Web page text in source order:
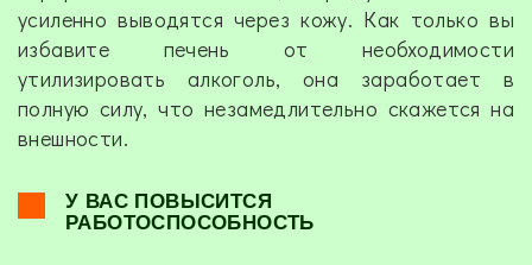
усиленно выводятся через кожу. Как только вы
избавите печень от необходимости
утилизировать алкоголь, она заработает в
полную силу, что незамедлительно скажется на
внешности.
У ВАС ПОВЫСИТСЯ
РАБОТОСПОСОБНОСТЬ